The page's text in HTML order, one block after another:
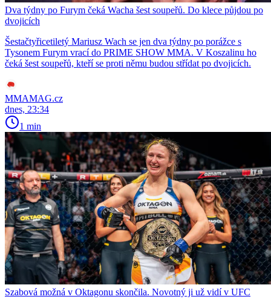
Dva týdny po Furym čeká Wacha šest soupeřů. Do klece půjdou po
dvojicích
Šestačtyřicetiletý Mariusz Wach se jen dva týdny po porážce s
Tysonem Furym vrací do PRIME SHOW MMA. V Koszalinu ho
čeká šest soupeřů, kteří se proti němu budou střídat po dvojicích.
MMAMAG.cz
dnes, 23:34
1 min
Szabová možná v Oktagonu skončila. Novotný ji už vidí v UFC